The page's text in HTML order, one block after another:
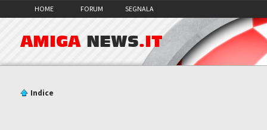
HOME FORUM SEGNALA
AMIGA NEWS.IT
Indice